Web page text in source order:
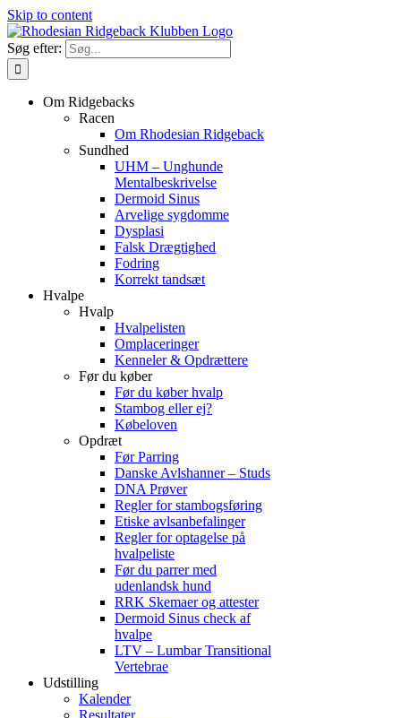
Skip to content
Søg efter:
Om Ridgebacks
Racen
Om Rhodesian Ridgeback
Sundhed
UHM – Unghunde
Mentalbeskrivelse
Dermoid Sinus
Arvelige sygdomme
Dysplasi
Falsk Drægtighed
Fodring
Korrekt tandsæt
Hvalpe
Hvalp
Hvalpelisten
Omplaceringer
Kenneler & Opdrættere
Før du køber
Før du køber hvalp
Stambog eller ej?
Købeloven
Opdræt
Før Parring
Danske Avlshanner – Studs
DNA Prøver
Regler for stambogsføring
Etiske avlsanbefalinger
Regler for optagelse på
hvalpeliste
Før du parrer med
udenlandsk hund
RRK Skemaer og attester
Dermoid Sinus check af
hvalpe
LTV – Lumbar Transitional
Vertebrae
Udstilling
Kalender
Resultater